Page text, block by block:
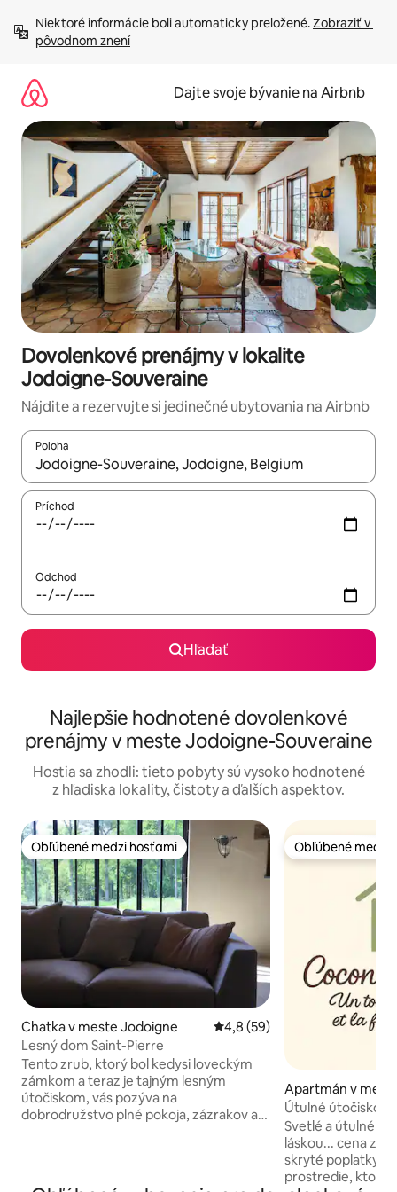
obsah.
Niektoré informácie boli automaticky preložené. Zobraziť v
pôvodnom znení
Dajte svoje bývanie na Airbnb
Dovolenkové prenájmy v lokalite
Jodoigne-Souveraine
Nájdite a rezervujte si jedinečné ubytovania na Airbnb
Poloha
Keď budú výsledky k dispozícii, môžete si ich prechádzať
Príchod
Odchod
Hľadať
Najlepšie hodnotené dovolenkové
prenájmy v meste Jodoigne-Souveraine
Hostia sa zhodli: tieto pobyty sú vysoko hodnotené
z hľadiska lokality, čistoty a ďalších aspektov.
Obľúbené medzi hosťami
Obľúbené medzi hosťami
Chatka v meste Jodoigne Priemerné ohodnotenie 4,8
4,8 (59)
Lesný dom Saint-Pierre
Tento zrub, ktorý bol kedysi loveckým
zámkom a teraz je tajným lesným
útočiskom, vás pozýva na
dobrodružstvo plné pokoja, zázrakov a
Obľúbené medzi
Obľúbené medzi
Apartmán v
Útulné útočisko –
bazén
Svetlé a útulné
láskou... cena
skryté poplatky!
prostredie, ktoré